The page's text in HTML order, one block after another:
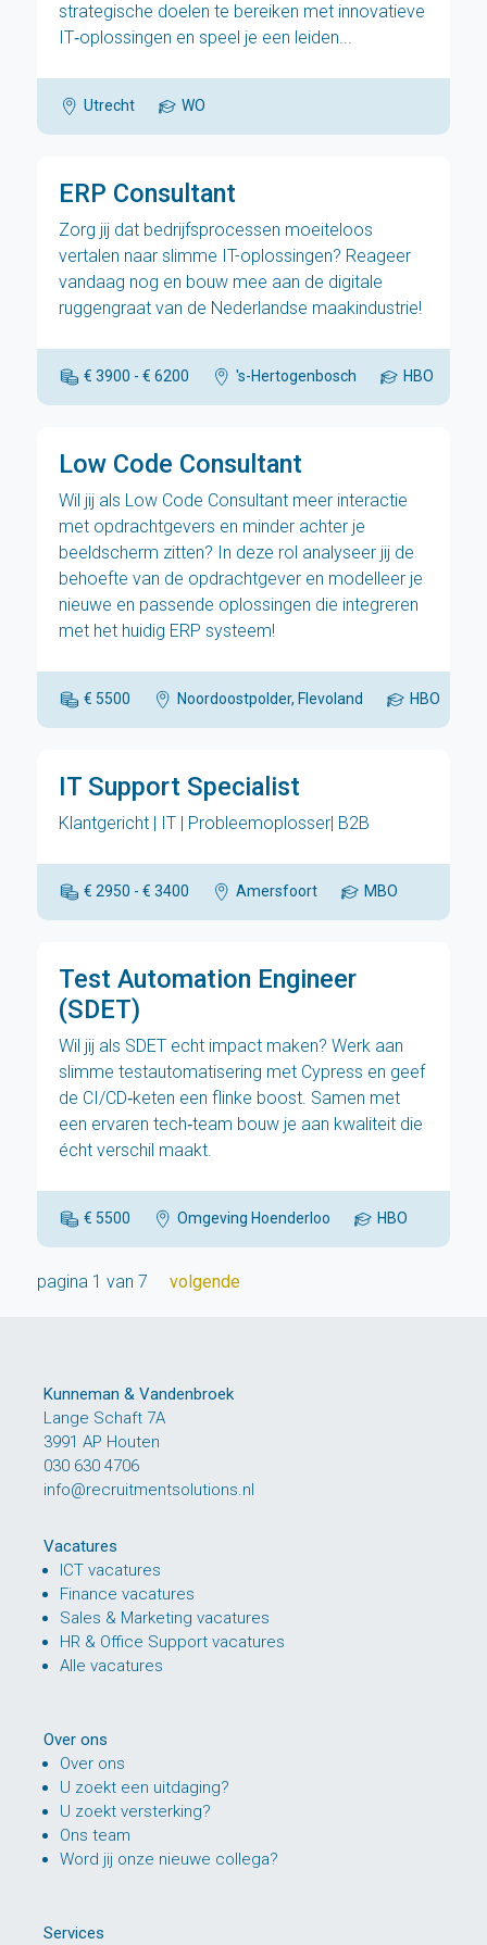
strategische doelen te bereiken met innovatieve
IT‑oplossingen en speel je een leiden...
Utrecht WO
ERP Consultant
Zorg jij dat bedrijfsprocessen moeiteloos
vertalen naar slimme IT-oplossingen? Reageer
vandaag nog en bouw mee aan de digitale
ruggengraat van de Nederlandse maakindustrie!
€ 3900 - € 6200 's-Hertogenbosch HBO
Low Code Consultant
Wil jij als Low Code Consultant meer interactie
met opdrachtgevers en minder achter je
beeldscherm zitten? In deze rol analyseer jij de
behoefte van de opdrachtgever en modelleer je
nieuwe en passende oplossingen die integreren
met het huidig ERP systeem!
€ 5500 Noordoostpolder, Flevoland HBO
IT Support Specialist
Klantgericht | IT | Probleemoplosser| B2B
€ 2950 - € 3400 Amersfoort MBO
Test Automation Engineer
(SDET)
Wil jij als SDET echt impact maken? Werk aan
slimme testautomatisering met Cypress en geef
de CI/CD‑keten een flinke boost. Samen met
een ervaren tech‑team bouw je aan kwaliteit die
écht verschil maakt.
€ 5500 Omgeving Hoenderloo HBO
pagina 1 van 7 volgende
Kunneman & Vandenbroek
Lange Schaft 7A
3991 AP Houten
030 630 4706
info@recruitmentsolutions.nl
Vacatures
ICT vacatures
Finance vacatures
Sales & Marketing vacatures
HR & Office Support vacatures
Alle vacatures
Over ons
Over ons
U zoekt een uitdaging?
U zoekt versterking?
Ons team
Word jij onze nieuwe collega?
Services